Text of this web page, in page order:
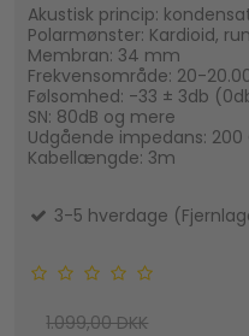
Akustisk princip:
Polarmønster: Kardioid,
Membran: 34 mm
Frekvensområde: 20-
Følsomhed: -33 ± 3db (0db
SN: 80dB og mere
Udgående impedans: 200
Kabellængde: 3m
3-5 hverdage
1.099,00 DKK